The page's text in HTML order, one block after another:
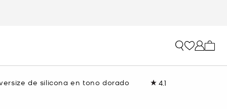
de silicona en tono dorado 4.1